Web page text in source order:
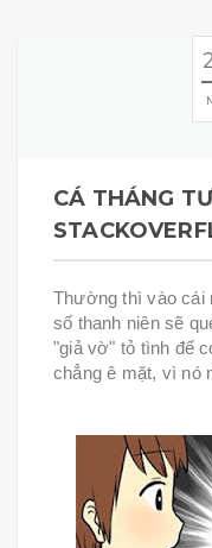
CÁ THÁNG
Thường thì vào cái
số thanh niên sẽ
"giả vờ" tỏ tình để
chẳng ê mặt, vì nó